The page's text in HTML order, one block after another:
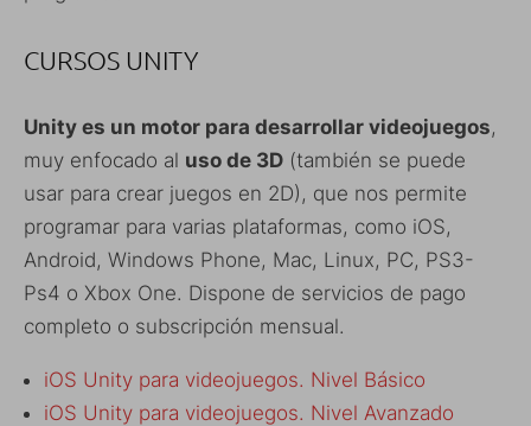
CURSOS UNITY
Unity es un motor para desarrollar videojuegos,
muy enfocado al uso de 3D (también se puede
usar para crear juegos en 2D), que nos permite
programar para varias plataformas, como iOS,
Android, Windows Phone, Mac, Linux, PC, PS3-
Ps4 o Xbox One. Dispone de servicios de pago
completo o subscripción mensual.
iOS Unity para videojuegos. Nivel Básico
iOS Unity para videojuegos. Nivel Avanzado